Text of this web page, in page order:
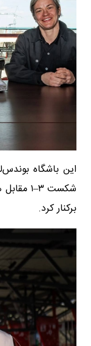
این باشگاه
شکست
برکنار کرد.